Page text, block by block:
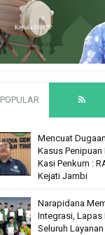
POPULAR
Mencuat
Kasus Penipuan
Kasi Penkum :
Kejati Jambi
Narapidana
Integrasi, Lapas
Seluruh